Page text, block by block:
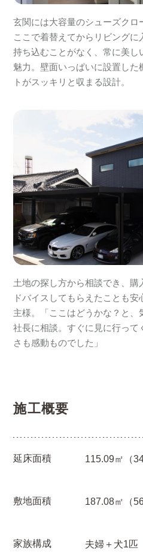
玄関には大容量のシューズクロ
ここで着替えてからリビング
持ち込むことがなく、常に美
魅力。壁面いっぱいに設置した
トがスッキリと収まる設計。
土地の探し方から相談でき、購
ドバイスしてもらえたことも
主様。「ここはどうかな？と、
社長に相談。すぐに見に行って
さも感動ものでした」
施工概要
延床面積 115.09㎡（
敷地面積 187.08㎡（
家族構成 夫婦＋犬1匹